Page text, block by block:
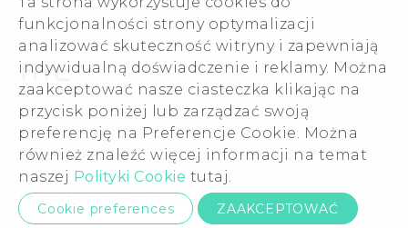
funkcjonalności strony optymalizacji
analizować skuteczność witryny i zapewniają
indywidualną doświadczenie i reklamy. Można
zaakceptować nasze ciasteczka klikając na
przycisk poniżej lub zarządzać swoją
preferencję na Preferencje Cookie. Można
również znaleźć więcej informacji na temat
naszej Polityki Cookie tutaj.
Cookie preferences ZAAKCEPTOWAĆ
English - User manual
English - Safety and regulatory guide
Akcesoria
Pomoc E-commerce
ESG
Informacje o firmie
Dla inwestorów (angielski)
Cookie Preferences
Kariera
Security and Privacy Whitepaper
© 2011-2026 HTC Corporation
Warunki prawne
Kontakt ds. prywatności:Global-Privacy@htc.com